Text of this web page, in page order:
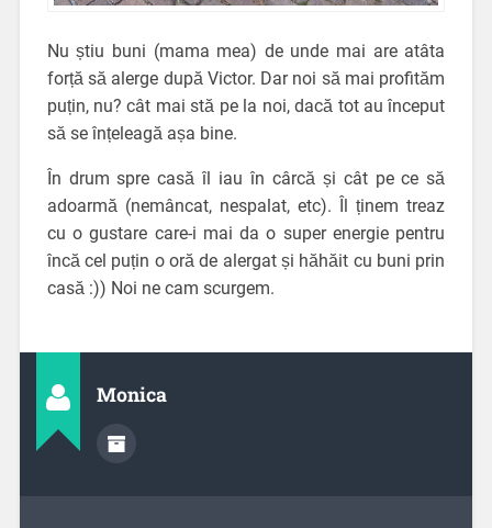
Nu știu buni (mama mea) de unde mai are atâta
forță să alerge după Victor. Dar noi să mai profităm
puțin, nu? cât mai stă pe la noi, dacă tot au început
să se înțeleagă așa bine.
În drum spre casă îl iau în cârcă și cât pe ce să
adoarmă (nemâncat, nespalat, etc). Îl ținem treaz
cu o gustare care-i mai da o super energie pentru
încă cel puțin o oră de alergat și hăhăit cu buni prin
casă :)) Noi ne cam scurgem.
Monica